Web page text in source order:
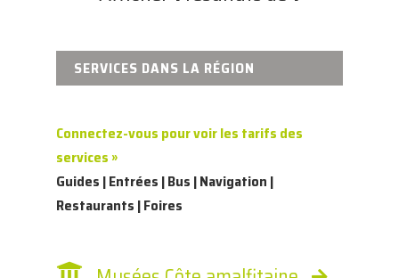
SERVICES DANS LA RÉGION
Connectez-vous pour voir les tarifs des
services »
Guides | Entrées | Bus | Navigation |
Restaurants | Foires